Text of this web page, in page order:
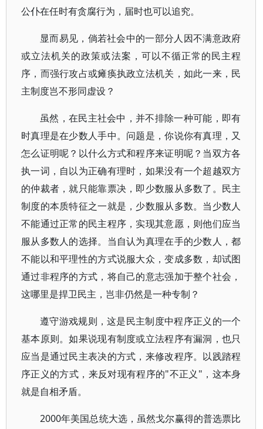
公仆在任时有贪腐行为，届时也可以追究。
显而易见，倘若社会中的一部分人因不满意政府
或立法机关的政策或法案，可以不循正常的民主程
序，而强行攻占或瘫痪执政立法机关，如此一来，民
主制度岂不形同虚设？
虽然，在民主社会中，并不排除一种可能，即有
时真理是在少数人手中。问题是，你说你有真理，又
怎么证明呢？以什么方式和程序来证明呢？当双方各
执一词，自以为正确有理时，如果没有一个超越双方
的仲裁者，就只能靠票决，即少数服从多数了。民主
制度的本质特征之一就是，少数服从多数。当少数人
不能通过正常的民主程序，实现其意愿，则他们应当
服从多数人的选择。当自认为真理在手的少数人，都
不能以和平理性的方式说服大众，变成多数，却试图
通过非程序的方式，将自己的意志强加于整个社会，
这哪里是捍卫民主，岂非仍然是一种专制？
遵守游戏规则，这是民主制度中程序正义的一个
基本原则。如果说现有制度或立法程序有漏洞，也只
应当是通过民主表决的方式，来修改程序。以践踏程
序正义的方式，来反对现有程序的"不正义"，这本身
就是自相矛盾。
2000年美国总统大选，虽然戈尔赢得的普选票比